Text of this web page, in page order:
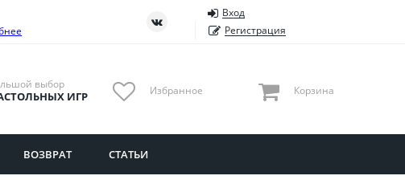
Тюменская область
Ульяновская область
Вход
Регистрация
выбор
ИГР Избранное Корзина
ВОЗВРАТ СТАТЬИ